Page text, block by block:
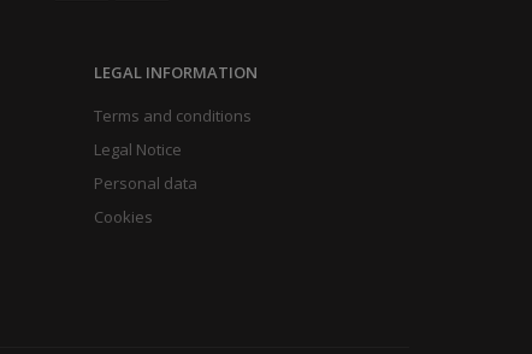
LEGAL INFORMATION
Terms and conditions
Legal Notice
Personal data
Cookies